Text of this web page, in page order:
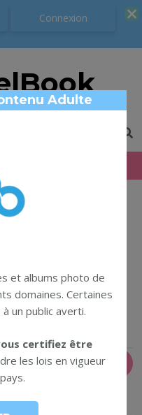
Connexion
modèles
Connexion
Adulte
et albums photo de
domaines. Certaines
un public averti.
certifiez être
les lois en vigueur